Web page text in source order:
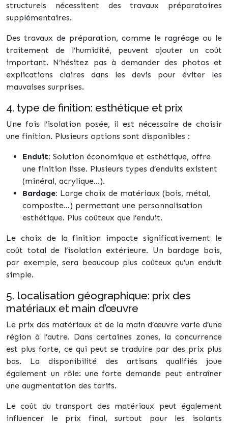
structurels nécessitent des travaux préparatoires
supplémentaires.
Des travaux de préparation, comme le ragréage ou le
traitement de l’humidité, peuvent ajouter un coût
important. N’hésitez pas à demander des photos et
explications claires dans les devis pour éviter les
mauvaises surprises.
4. type de finition: esthétique et prix
Une fois l’isolation posée, il est nécessaire de choisir
une finition. Plusieurs options sont disponibles :
Enduit: Solution économique et esthétique, offre
une finition lisse. Plusieurs types d’enduits existent
(minéral, acrylique…).
Bardage: Large choix de matériaux (bois, métal,
composite…) permettant une personnalisation
esthétique. Plus coûteux que l’enduit.
Le choix de la finition impacte significativement le
coût total de l’isolation extérieure. Un bardage bois,
par exemple, sera beaucoup plus coûteux qu’un enduit
simple.
5. localisation géographique: prix des
matériaux et main d’œuvre
Le prix des matériaux et de la main d’œuvre varie d’une
région à l’autre. Dans certaines zones, la concurrence
est plus forte, ce qui peut se traduire par des prix plus
bas. La disponibilité des artisans qualifiés joue
également un rôle: une forte demande peut entraîner
une augmentation des tarifs.
Le coût du transport des matériaux peut également
influencer le prix final, surtout pour les isolants